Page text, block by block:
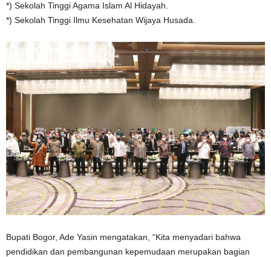
*) Sekolah Tinggi Agama Islam Al Hidayah.
*) Sekolah Tinggi Ilmu Kesehatan Wijaya Husada.
Bupati Bogor, Ade Yasin mengatakan, “Kita menyadari bahwa
pendidikan dan pembangunan kepemudaan merupakan bagian